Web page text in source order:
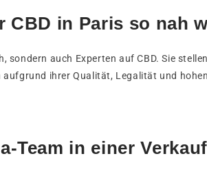
CBD in Paris so nah
auch Experten auf CBD. Sie
aufgrund ihrer Qualität, Legalität und
Team in einer